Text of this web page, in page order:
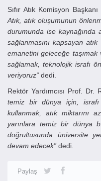
Sıfır Atık Komisyon
Atık, atık oluşumunun
durumunda ise kaynağında
sağlanmasını kapsayan
emanetini geleceğe taşımak
sağlamak, teknolojik israfı
veriyoruz” dedi.
Rektör Yardımcısı Prof. Dr.
temiz bir dünya için, israfı
kullanmak, atık miktarını
yarınlara temiz bir dünya
doğrultusunda üniversite
devam edecek” dedi.
Paylaş